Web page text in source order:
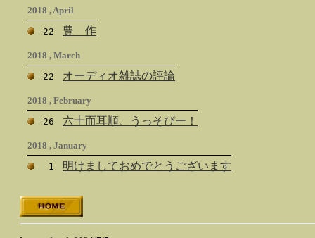
2018 , April
22
豊 作
2018 , March
22
オーディオ雑誌の評論
2018 , February
26
六十而耳順、うっそぴー！
2018 , January
1
明けましておめでとうございます